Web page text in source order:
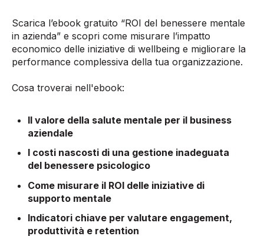
Scarica l’ebook gratuito “ROI del benessere mentale
in azienda” e scopri come misurare l’impatto
economico delle iniziative di wellbeing e migliorare la
performance complessiva della tua organizzazione.
Cosa troverai nell'ebook:
Il valore della salute mentale per il business
aziendale
I costi nascosti di una gestione inadeguata
del benessere psicologico
Come misurare il ROI delle iniziative di
supporto mentale
Indicatori chiave per valutare engagement,
produttività e retention